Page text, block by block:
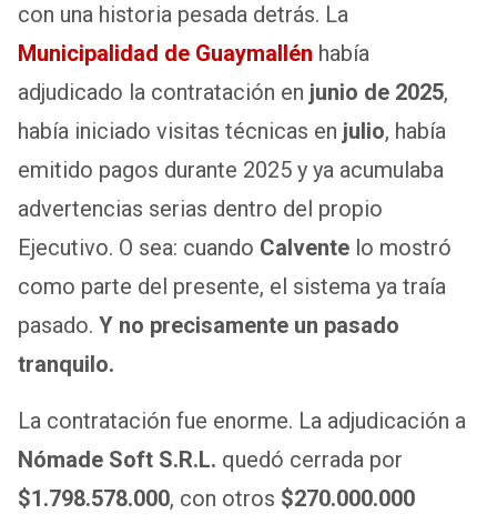
con una historia pesada detrás. La
Municipalidad de Guaymallén había
adjudicado la contratación en junio de 2025,
había iniciado visitas técnicas en julio, había
emitido pagos durante 2025 y ya acumulaba
advertencias serias dentro del propio
Ejecutivo. O sea: cuando Calvente lo mostró
como parte del presente, el sistema ya traía
pasado. Y no precisamente un pasado
tranquilo.
La contratación fue enorme. La adjudicación a
Nómade Soft S.R.L. quedó cerrada por
$1.798.578.000, con otros $270.000.000